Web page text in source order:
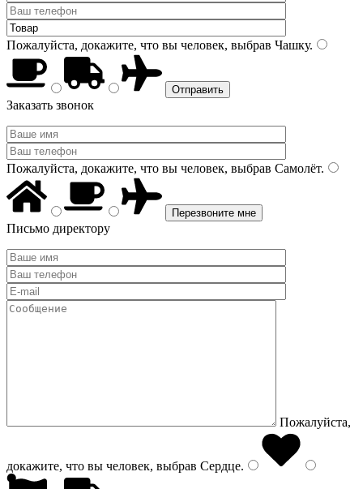
Пожалуйста, докажите, что вы человек, выбрав Чашку.
Заказать звонок
Пожалуйста, докажите, что вы человек, выбрав Самолёт.
Письмо директору
Пожалуйста,
докажите, что вы человек, выбрав Сердце.